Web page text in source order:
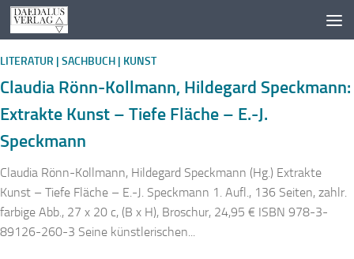
Zum Inhalt springen
LITERATUR | SACHBUCH | KUNST
Claudia Rönn-Kollmann, Hildegard Speckmann:
Extrakte Kunst – Tiefe Fläche – E.-J.
Speckmann
Claudia Rönn-Kollmann, Hildegard Speckmann (Hg.) Extrakte
Kunst – Tiefe Fläche – E.-J. Speckmann 1. Aufl., 136 Seiten, zahlr.
farbige Abb., 27 x 20 c, (B x H), Broschur, 24,95 € ISBN 978-3-
89126-260-3 Seine künstlerischen...